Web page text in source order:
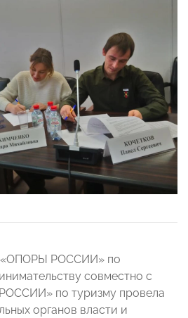
«ОПОРЫ РОССИИ» по
совместно с
по туризму провела
органов власти и